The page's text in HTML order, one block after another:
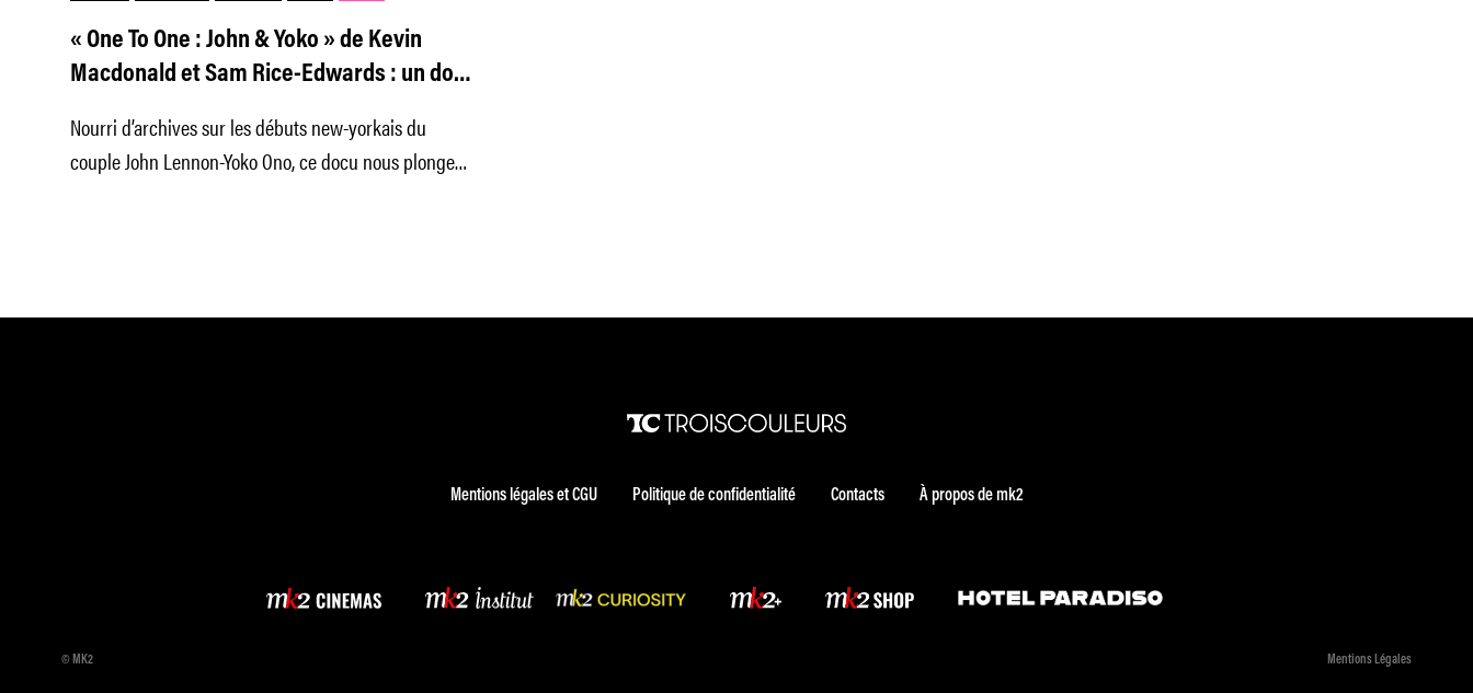
« One To One : John & Yoko » de Kevin
Macdonald et Sam Rice-Edwards : un docu
Nourri d’archives sur les débuts new-yorkais du
couple John Lennon-Yoko Ono, ce docu nous plonge
Mentions légales et CGU Politique de confidentialité Contacts À propos de mk2
© MK2 Mentions Légales